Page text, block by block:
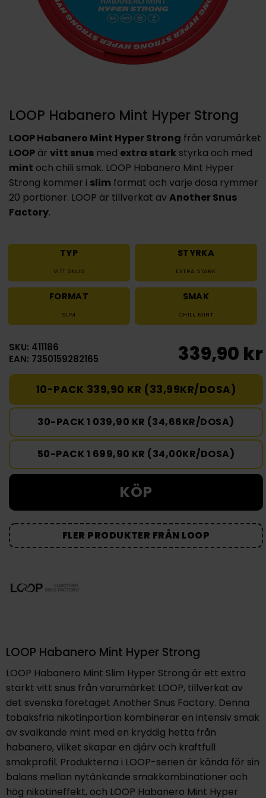
LOOP Habanero Mint Hyper Strong
LOOP Habanero Mint Hyper Strong från varumärket
LOOP är vitt snus med extra stark styrka och med
mint och chili smak. LOOP Habanero Mint Hyper
Strong kommer i slim format och varje dosa rymmer
20 portioner. LOOP är tillverkat avAnother Snus
Factory.
TYP
VITT SNUS
STYRKA
EXTRA STARK
FORMAT
SLIM
SMAK
CHILI, MINT
SKU: 411186
EAN: 7350159282165
339,90 kr
10-PACK 339,90 KR (33,99KR/DOSA)
30-PACK 1 039,90 KR (34,66KR/DOSA)
50-PACK 1 699,90 KR (34,00KR/DOSA)
KÖP
FLER PRODUKTER FRÅN LOOP
LOOP Habanero Mint Hyper Strong
LOOP Habanero Mint Slim Hyper Strong är ett extra
starkt vitt snus från varumärket LOOP, tillverkat av
det svenska företaget Another Snus Factory. Denna
tobaksfria nikotinportion kombinerar en intensiv smak
av svalkande mint med en kryddig hetta från
habanero, vilket skapar en djärv och kraftfull
smakprofil. Produkterna i LOOP-serien är kända för sin
balans mellan nytänkande smakkombinationer och
hög nikotineffekt, och LOOP Habanero Mint Hyper